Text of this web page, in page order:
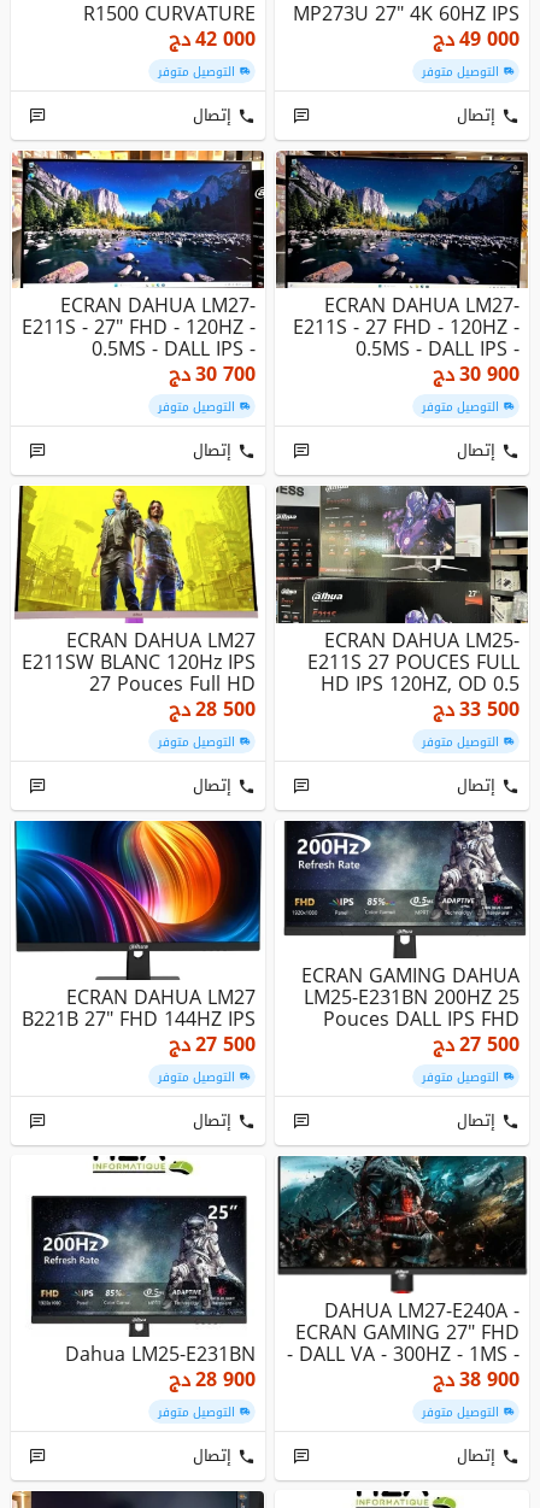
MP273U 27" 4K 60HZ IPS
49 000دج
التوصيل متوفر
إتصال
R1500 CURVATURE
42 000دج
التوصيل متوفر
إتصال
ECRAN DAHUA LM27-
E211S - 27 FHD - 120HZ -
0.5MS - DALL IPS -
ADAPTIVE ...
30 900دج
التوصيل متوفر
إتصال
ECRAN DAHUA LM27-
E211S - 27" FHD - 120HZ -
0.5MS - DALL IPS -
ADAPTIVE...
30 700دج
التوصيل متوفر
إتصال
ECRAN DAHUA LM25-
E211S 27 POUCES FULL
HD IPS 120HZ, OD 0.5
MS, SPEAKER...
33 500دج
التوصيل متوفر
إتصال
ECRAN DAHUA LM27
E211SW BLANC 120Hz IPS
27 Pouces Full HD
28 500دج
التوصيل متوفر
إتصال
ECRAN GAMING DAHUA
LM25-E231BN 200HZ 25
Pouces DALL IPS FHD
VESA RGB A...
27 500دج
التوصيل متوفر
إتصال
ECRAN DAHUA LM27
B221B 27" FHD 144HZ IPS
27 500دج
التوصيل متوفر
إتصال
DAHUA LM27-E240A -
ECRAN GAMING 27" FHD
- DALL VA - 300HZ - 1MS -
VESA...
38 900دج
التوصيل متوفر
إتصال
Dahua LM25-E231BN
28 900دج
التوصيل متوفر
إتصال